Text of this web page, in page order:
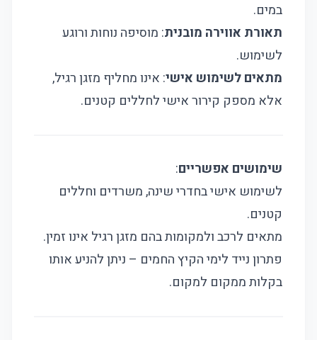
במים.
תאורת אווירה מובנית: מוסיפה נוחות ורוגע
לשימוש.
מתאים לשימוש אישי: אינו מחליף מזגן רגיל,
אלא מספק קירור אישי לחללים קטנים.
שימושים אפשריים:
לשימוש אישי בחדרי שינה, משרדים וחללים
קטנים.
מתאים לרכב ולמקומות בהם מזגן רגיל אינו זמין.
פתרון נייד לימי הקיץ החמים – ניתן להניע אותו
בקלות ממקום למקום.